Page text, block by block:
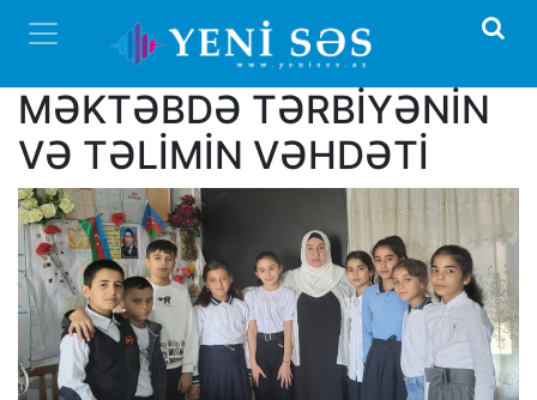
MƏKTƏBDƏ TƏRBİYƏNİN
VƏ TƏLİMİN VƏHDƏTİ